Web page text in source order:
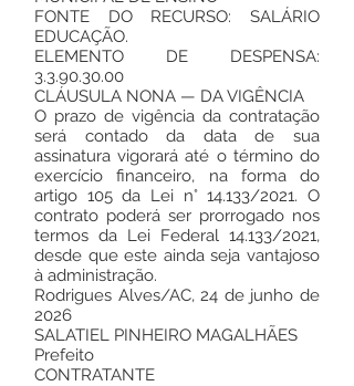
FONTE DO RECURSO: SALÁRIO
EDUCAÇÃO.
ELEMENTO DE DESPENSA:
3.3.90.30.00
CLÁUSULA NONA — DA VIGÊNCIA
O prazo de vigência da contratação
será contado da data de sua
assinatura vigorará até o término do
exercício financeiro, na forma do
artigo 105 da Lei n° 14.133/2021. O
contrato poderá ser prorrogado nos
termos da Lei Federal 14.133/2021,
desde que este ainda seja vantajoso
à administração.
Rodrigues Alves/AC, 24 de junho de
2026
SALATIEL PINHEIRO MAGALHÃES
Prefeito
CONTRATANTE